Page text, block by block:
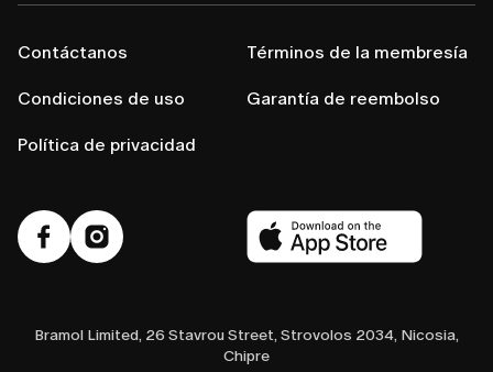
Contáctanos
Condiciones de uso
Política de privacidad
Términos de la membresía
Garantía de reembolso
Bramol Limited, 26 Stavrou Street, Strovolos 2034, Nicosia,
Chipre